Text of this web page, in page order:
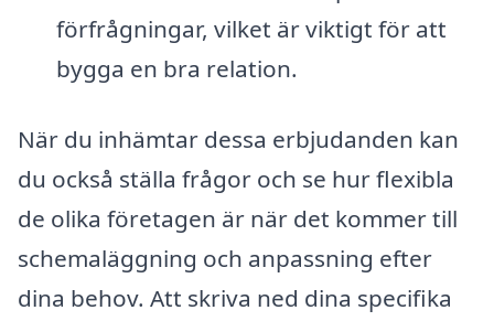
förfrågningar, vilket är viktigt för att
bygga en bra relation.
När du inhämtar dessa erbjudanden kan
du också ställa frågor och se hur flexibla
de olika företagen är när det kommer till
schemaläggning och anpassning efter
dina behov. Att skriva ned dina specifika